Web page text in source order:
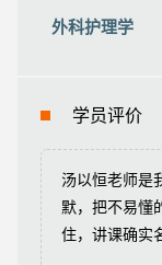
外科护理学
学员评价
汤以恒老师是
默，把不易懂
住，讲课确实